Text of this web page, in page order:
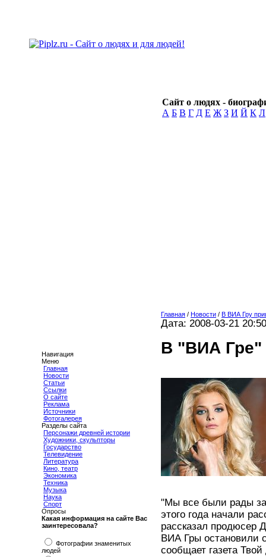
Сайт о людях -
А Б В Г Д Е Ж З И Й К Л
Навигация
Меню
Главная
Новости
Статьи
Ссылки
О сайте
Реклама
Источники
Фотогалерея
Разделы сайта
Персонажи древней истории
Художники, скульпторы
Государство
Телевидение
Литература
Кино, театр
Экономика
Техника
Музыка
Наука
Спорт
Опросы
Какая информация на сайте Вас
заинтересовала?
Фотографии знаменитых
людей
Главная / Новости / В ВИА Гру
Дата: 2008-03-21 20:50
В "ВИА Гре"
"Мы все были рады за
этого года начали
рассказал продюсер
ВИА Гры остановили
сообщает газета Твой